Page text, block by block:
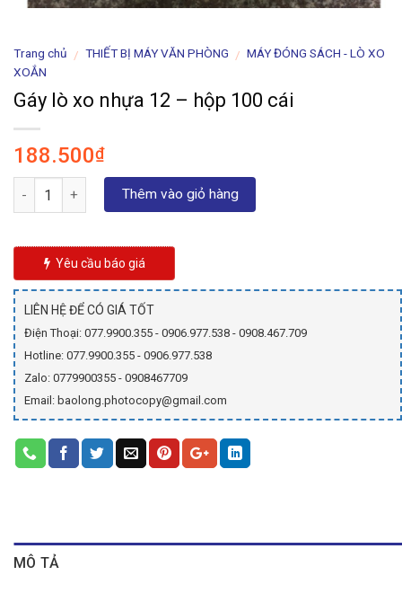
Trang chủ / THIẾT BỊ MÁY VĂN PHÒNG / MÁY ĐÓNG SÁCH - LÒ XO
XOẮN
Gáy lò xo nhựa 12 – hộp 100 cái
188.500₫
Số lượng Thêm vào giỏ hàng
Yêu cầu báo giá
LIÊN HỆ ĐỂ CÓ GIÁ TỐT
Điện Thoại: 077.9900.355 - 0906.977.538 - 0908.467.709
Hotline: 077.9900.355 - 0906.977.538
Zalo: 0779900355 - 0908467709
Email: baolong.photocopy@gmail.com
MÔ TẢ